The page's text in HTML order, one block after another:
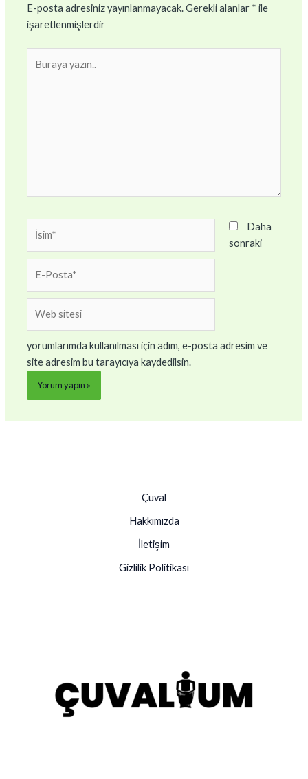
E-posta adresiniz yayınlanmayacak.Gerekli alanlar * ile
işaretlenmişlerdir
yazın..
Posta*
Daha
sonraki
yorumlarımda kullanılması için adım, e-posta adresim ve
site adresim bu tarayıcıya kaydedilsin.
Çuval
Hakkımızda
İletişim
Gizlilik Politikası